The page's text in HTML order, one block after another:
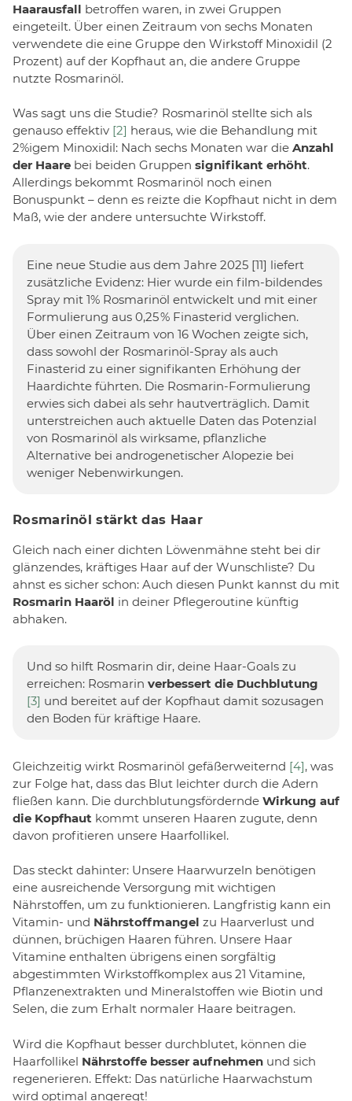
Haarausfall betroffen waren, in zwei Gruppen
eingeteilt. Über einen Zeitraum von sechs Monaten
verwendete die eine Gruppe den Wirkstoff Minoxidil (2
Prozent) auf der Kopfhaut an, die andere Gruppe
nutzte Rosmarinöl.
Was sagt uns die Studie? Rosmarinöl stellte sich als
genauso effektiv [2] heraus, wie die Behandlung mit
2%igem Minoxidil: Nach sechs Monaten war die Anzahl
der Haare bei beiden Gruppen signifikant erhöht.
Allerdings bekommt Rosmarinöl noch einen
Bonuspunkt – denn es reizte die Kopfhaut nicht in dem
Maß, wie der andere untersuchte Wirkstoff.
Eine neue Studie aus dem Jahre 2025 [11] liefert
zusätzliche Evidenz: Hier wurde ein film-bildendes
Spray mit 1% Rosmarinöl entwickelt und mit einer
Formulierung aus 0,25 % Finasterid verglichen.
Über einen Zeitraum von 16 Wochen zeigte sich,
dass sowohl der Rosmarinöl-Spray als auch
Finasterid zu einer signifikanten Erhöhung der
Haardichte führten. Die Rosmarin-Formulierung
erwies sich dabei als sehr hautverträglich. Damit
unterstreichen auch aktuelle Daten das Potenzial
von Rosmarinöl als wirksame, pflanzliche
Alternative bei androgenetischer Alopezie bei
weniger Nebenwirkungen.
Rosmarinöl stärkt das Haar
Gleich nach einer dichten Löwenmähne steht bei dir
glänzendes, kräftiges Haar auf der Wunschliste? Du
ahnst es sicher schon: Auch diesen Punkt kannst du mit
Rosmarin Haaröl in deiner Pflegeroutine künftig
abhaken.
Und so hilft Rosmarin dir, deine Haar-Goals zu
erreichen: Rosmarin verbessert die Duchblutung
[3] und bereitet auf der Kopfhaut damit sozusagen
den Boden für kräftige Haare.
Gleichzeitig wirkt Rosmarinöl gefäßerweiternd [4], was
zur Folge hat, dass das Blut leichter durch die Adern
fließen kann. Die durchblutungsfördernde Wirkung auf
die Kopfhaut kommt unseren Haaren zugute, denn
davon profitieren unsere Haarfollikel.
Das steckt dahinter: Unsere Haarwurzeln benötigen
eine ausreichende Versorgung mit wichtigen
Nährstoffen, um zu funktionieren. Langfristig kann ein
Vitamin- und Nährstoffmangel zu Haarverlust und
dünnen, brüchigen Haaren führen. Unsere Haar
Vitamine enthalten übrigens einen sorgfältig
abgestimmten Wirkstoffkomplex aus 21 Vitamine,
Pflanzenextrakten und Mineralstoffen wie Biotin und
Selen, die zum Erhalt normaler Haare beitragen.
Wird die Kopfhaut besser durchblutet, können die
Haarfollikel Nährstoffe besser aufnehmen und sich
regenerieren. Effekt: Das natürliche Haarwachstum
wird optimal angeregt!